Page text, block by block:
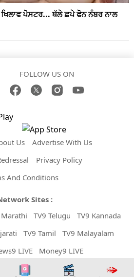
ਪੋਸਟਰ... ਥੱਲੇ ਛਪੇ ਫੋਨ ਨੰਬਰ ਨਾਲ
FOLLOW US ON
Us
Advertise With Us
Privacy Policy
And Conditions
Sites :
Marathi TV9 Telugu
TV9 Kannada
TV9 Tamil
TV9 Malayalam
LIVE Money9 LIVE
TV9 Punjabi. All Rights Reserved.